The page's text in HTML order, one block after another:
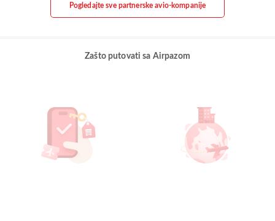
Pogledajte sve partnerske avio-kompanije
Zašto putovati sa Airpazom